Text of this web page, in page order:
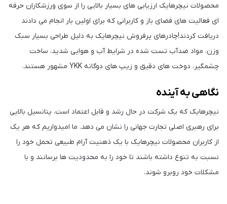
محصولات نیچرهایک ارزیابی های بسیار بالایی را از سوی ورزشکاران حرفه
ای فعالیت های فضای باز و کاربرانی که برای اولین بار انجام می دادند
دریافت کردند!چادرهای پرفروش نیچرهایک به دلیل طراحی بسیار سبک
وزن، مواد ضدآب تست شده در شرایط آب و هوایی شدید، ساخت
چشمگیر، دوخت های دقیق و زیپ های دوگانه YKK مشهور هستند.
نگاهی به آینده
نیچرهایک که یک شرکت در حال رشد و قابل اعتماد است، پتانسیل بالایی
برای رهبری اصلی تجارت جهانی را نشان می دهد. ما امیدواریم که هر یک
از کاربران محصولات نیچرهایک با یک ذهنیت آرام طبیعی تحمل خود را
نسبت به تنوع داشته باشند تا خود را به محدودیت ها برسانند و با
مشکلات خود روبرو شوند.